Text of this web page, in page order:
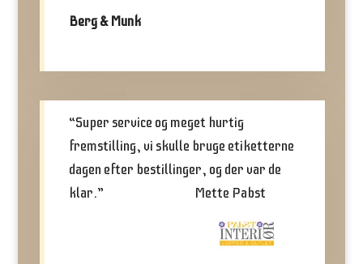
Berg & Munk
“Super service og meget hurtig
fremstilling, vi skulle bruge etiketterne
dagen efter bestillinger, og der var de
klar.”
Mette Pabst